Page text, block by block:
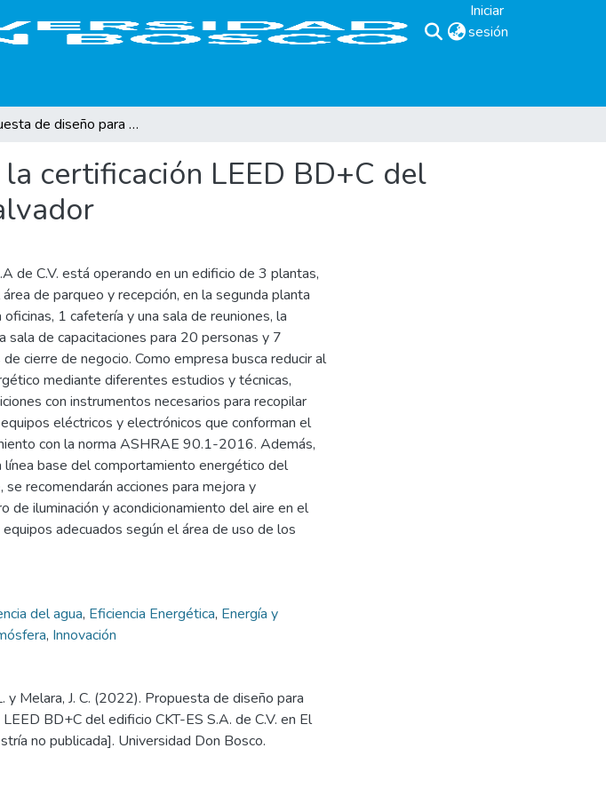
Iniciar
sesión
Propuesta de diseño para optar por la certificación LEED BD+C del edificio CKT-ES S.A. de C.V. en El Salvador
certificación LEED BD+C del
de C.V. está operando en un edificio de 3 plantas,
de parqueo y recepción, en la segunda planta
1 cafetería y una sala de reuniones, la
sala de capacitaciones para 20 personas y 7
cierre de negocio. Como empresa busca reducir al
mediante diferentes estudios y técnicas,
con instrumentos necesarios para recopilar
eléctricos y electrónicos que conforman el
con la norma ASHRAE 90.1-2016. Además,
base del comportamiento energético del
recomendarán acciones para mejora y
de iluminación y acondicionamiento del aire en el
adecuados según el área de uso de los
del agua, Eficiencia Energética, Energía y
, Innovación
y Melara, J. C. (2022). Propuesta de diseño para
BD+C del edificio CKT-ES S.A. de C.V. en El
no publicada]. Universidad Don Bosco.